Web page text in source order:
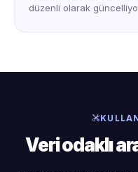
düzenli olarak
Veri odaklı